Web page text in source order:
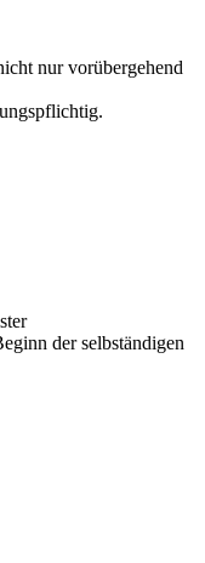
nur vorübergehend
der selbständigen